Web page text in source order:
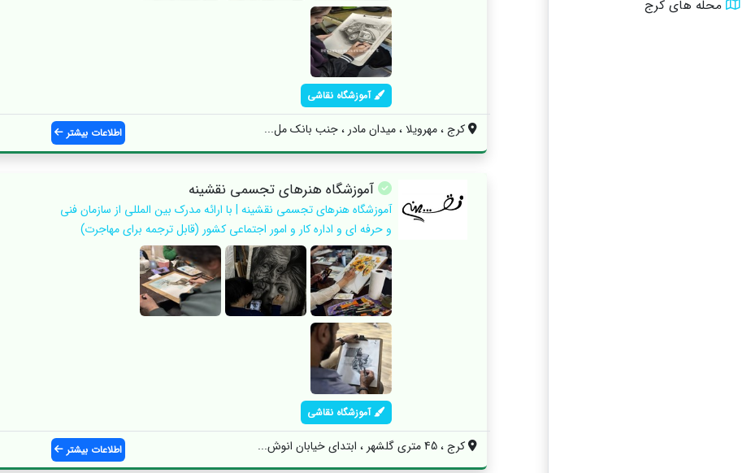
محله های کرج
آموزشگاه نقاشی
کرج ، مهرویلا ، میدان مادر ، جنب بانک مل... اطلاعات بیشتر
آموزشگاه هنرهای تجسمی نقشینه
آموزشگاه هنرهای تجسمی نقشینه | با ارائه مدرک بین المللی از سازمان فنی
و حرفه ای و اداره کار و امور اجتماعی کشور (قابل ترجمه برای مهاجرت)
آموزشگاه نقاشی
کرج ، 45 متري گلشهر ، ابتدای خیابان انوش... اطلاعات بیشتر